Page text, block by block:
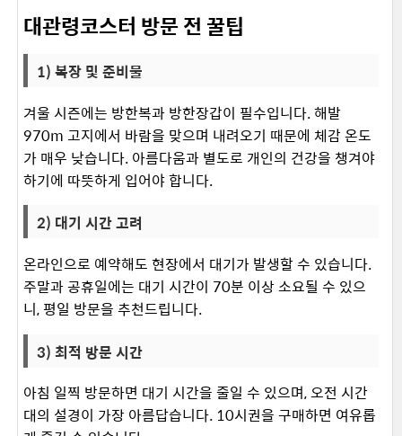
대관령코스터 방문 전 꿀팁
1) 복장 및 준비물
겨울 시즌에는 방한복과 방한장갑이 필수입니다. 해발
970m 고지에서 바람을 맞으며 내려오기 때문에 체감 온도
가 매우 낮습니다. 아름다움과 별도로 개인의 건강을 챙겨야
하기에 따뜻하게 입어야 합니다. ​
2) 대기 시간 고려
온라인으로 예약해도 현장에서 대기가 발생할 수 있습니다.
주말과 공휴일에는 대기 시간이 70분 이상 소요될 수 있으
니, 평일 방문을 추천드립니다. ​
3) 최적 방문 시간
아침 일찍 방문하면 대기 시간을 줄일 수 있으며, 오전 시간
대의 설경이 가장 아름답습니다. 10시권을 구매하면 여유롭